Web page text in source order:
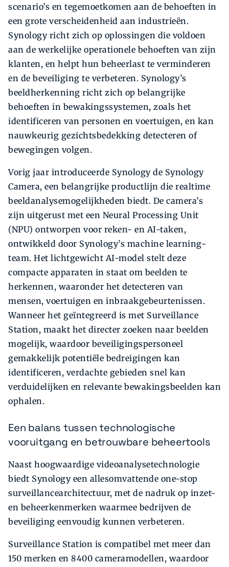
scenario’s en tegemoetkomen aan de behoeften in
een grote verscheidenheid aan industrieën.
Synology richt zich op oplossingen die voldoen
aan de werkelijke operationele behoeften van zijn
klanten, en helpt hun beheerlast te verminderen
en de beveiliging te verbeteren. Synology’s
beeldherkenning richt zich op belangrijke
behoeften in bewakingssystemen, zoals het
identificeren van personen en voertuigen, en kan
nauwkeurig gezichtsbedekking detecteren of
bewegingen volgen.
Vorig jaar introduceerde Synology de Synology
Camera, een belangrijke productlijn die realtime
beeldanalysemogelijkheden biedt. De camera’s
zijn uitgerust met een Neural Processing Unit
(NPU) ontworpen voor reken- en AI-taken,
ontwikkeld door Synology’s machine learning-
team. Het lichtgewicht AI-model stelt deze
compacte apparaten in staat om beelden te
herkennen, waaronder het detecteren van
mensen, voertuigen en inbraakgebeurtenissen.
Wanneer het geïntegreerd is met Surveillance
Station, maakt het directer zoeken naar beelden
mogelijk, waardoor beveiligingspersoneel
gemakkelijk potentiële bedreigingen kan
identificeren, verdachte gebieden snel kan
verduidelijken en relevante bewakingsbeelden kan
ophalen.
Een balans tussen technologische
vooruitgang en betrouwbare beheertools
Naast hoogwaardige videoanalysetechnologie
biedt Synology een allesomvattende one-stop
surveillancearchitectuur, met de nadruk op inzet-
en beheerkenmerken waarmee bedrijven de
beveiliging eenvoudig kunnen verbeteren.
Surveillance Station is compatibel met meer dan
150 merken en 8400 cameramodellen, waardoor